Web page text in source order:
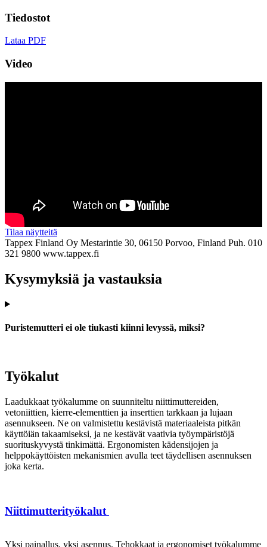
Tiedostot
Lataa PDF
Video
Tilaa näytteitä
Tappex Finland Oy Mestarintie 30, 06150 Porvoo, Finland Puh. 010
321 9800 www.tappex.fi
Kysymyksiä ja vastauksia
Puristemutteri ei ole tiukasti kiinni levyssä, miksi?
Työkalut
Laadukkaat työkalumme on suunniteltu niittimuttereiden,
vetoniittien, kierre-elementtien ja inserttien tarkkaan ja lujaan
asennukseen. Ne on valmistettu kestävistä materiaaleista pitkän
käyttöiän takaamiseksi, ja ne kestävät vaativia työympäristöjä
suorituskyvystä tinkimättä. Ergonomisten kädensijojen ja
helppokäyttöisten mekanismien avulla teet täydellisen asennuksen
joka kerta.
Niittimutterityökalut
Yksi painallus, yksi asennus. Tehokkaat ja ergonomiset työkalumme